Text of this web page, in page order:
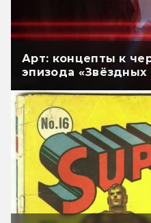
Арт: концепты к
эпизода «Звёздных